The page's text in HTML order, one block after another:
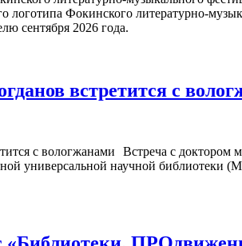
логотипа Фокинского литературно-
сентября 2026 года.
встретится с
Встреча с доктором
универсальной научной библиотеки